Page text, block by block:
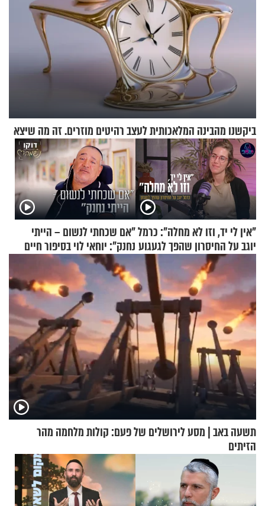
ביקשנו מהבינה המלאכותית לעצב רהיטים מוזרים. זה מה שיצא
"אין לי יד, וזו לא מחלה": כרמל
יוגב על החיסרון שהפך לגעגוע
"אם שכחתי לנשום – הייתי
נחנק": יוחאי לוי בסיפור חיים
מעורר השראה
תשעה באב | מסע לירושלים של פעם: קולות מלחמה מהר
הזיתים